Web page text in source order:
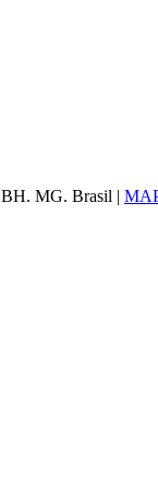
BH. MG. Brasil |